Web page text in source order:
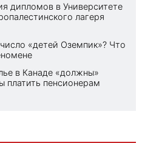
дипломов в Университете
лагеря
«детей Оземпик»? Что
в Канаде «должны»
платить пенсионерам